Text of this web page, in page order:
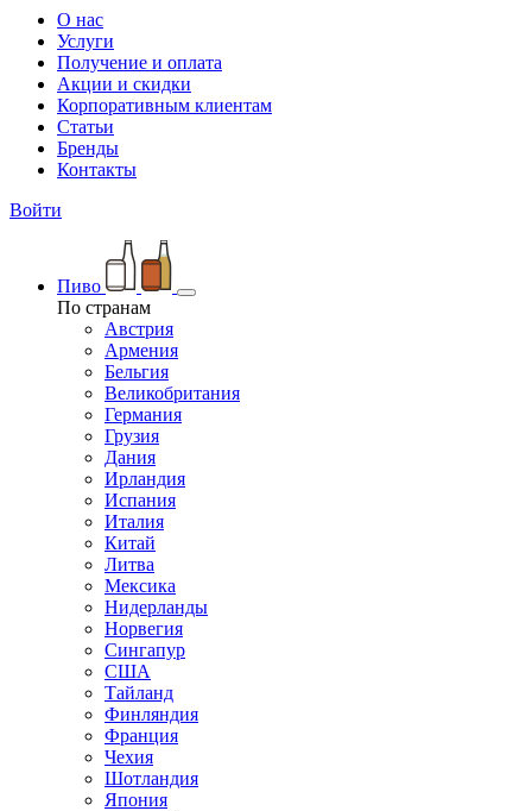
О нас
Услуги
Получение и оплата
Акции и скидки
Корпоративным клиентам
Статьи
Бренды
Контакты
Войти
Пиво
По странам
Австрия
Армения
Бельгия
Великобритания
Германия
Грузия
Дания
Ирландия
Испания
Италия
Китай
Литва
Мексика
Нидерланды
Норвегия
Сингапур
США
Тайланд
Финляндия
Франция
Чехия
Шотландия
Япония